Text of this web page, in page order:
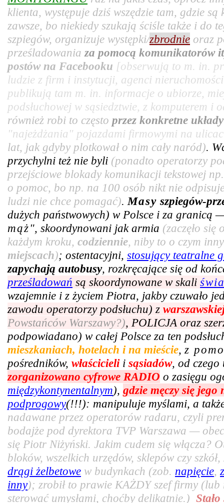
klienta, występuje dziś wszędzie tam, gdzie
zawsze, bo niekiedy szukają ściśle także i do
szpiegów, organizuje występki/zbrodnie oraz
prześladowania za pomocą komunikatorów
postów na Facebooku [obserwują to m. in.
ludzie z firm i instytucji, agenci
publikują tam m. in. informacje o ubiorze,
podsłuchowej w sąsiedztwie, z komputerem
również robi to często przez konkretne
"najeżdżania" pojazdami firmowymi na
lat, jak gdyby plotkował o nim cały naród).
przychylni też nie byli (ponadto operatorzy
przejściowe blokady komunikacji tekstowej
o pomoc, bo np. na 100 osób nikt nie
ludzi nie chce pomagać). Masy szpiegów-
dużych państwowych) w Polsce i za granicą
mąż", skoordynowani jak armia (zaczęło się
każdym kroku, codziennie, niby to o czym
miejscach); ostentacyjni, stosujący teatralne
zapychają autobusy, rozkręcające się od
prześladowań są skoordynowane w skali
wzajemnie i z życiem Piotra, jakby czuwało
zawodu operatorzy podsłuchu) z
Powstańców Warszawy?), POLICJA oraz
podpowiadano) w całej Polsce za ten
mieszkaniach, hotelach i na mieście, z
pośredników, właścicielii sąsiadów, od czego
zorganizowano cyfrowe RADIO o zasięgu
międzykontynentalnym), gdzie męczy się
podprogowy(!!!): manipuluje myślami, a
nadawane przez operatorów radaru, czyli
bodajże pod dyrektora TVP Warszawa —
się Piotr Niżyński. Jakim cudem się włącza?
bloków, wszelkich urzędów, sklepów czy
drągi żelbetowe w budynkach (zob. napięcie,
inny); zrobił to prawie KAŻDY szef firmy
sterować umysłami, choćby delikatnie.)